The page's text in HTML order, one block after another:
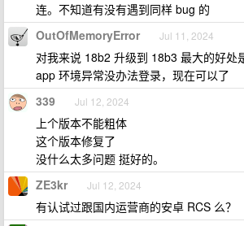
连。不知道有没有遇到同样 bug 的
OutOfMemoryError Jul 11, 2024
对我来说 18b2 升级到 18b3 最大的好处
app 环境异常没办法登录，现在可以了
339 Jul 12, 2024
上个版本不能粗体
这个版本修复了
没什么太多问题 挺好的。
ZE3kr Jul 12, 2024
有认试过跟国内运营商的安卓 RCS 么？